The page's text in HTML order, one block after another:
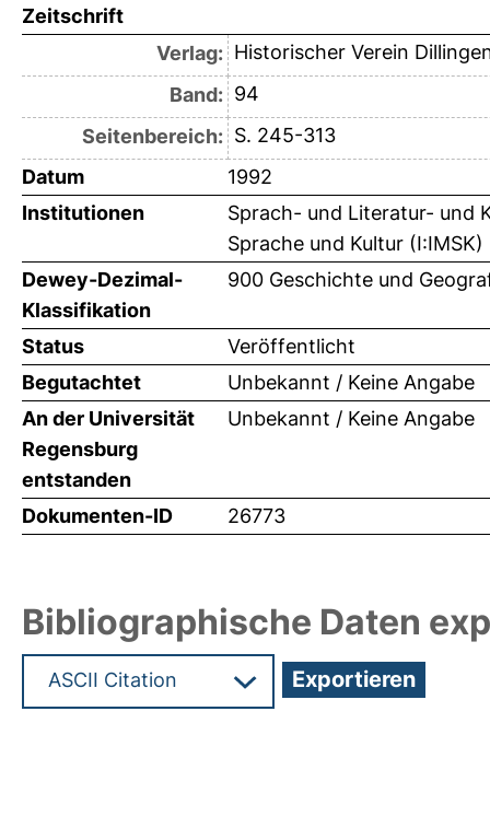
Zeitschrift
Verlag: Historischer Verein
Band: 94
Seitenbereich: S. 245-313
Datum
1992
Institutionen
Sprach- und Literatur- und
Sprache und Kultur
Dewey-Dezimal-
Klassifikation
900 Geschichte und
Status
Veröffentlicht
Begutachtet
Unbekannt / Keine Angabe
An der Universität
Regensburg
entstanden
Unbekannt / Keine Angabe
Dokumenten-ID 26773
Bibliographische Daten